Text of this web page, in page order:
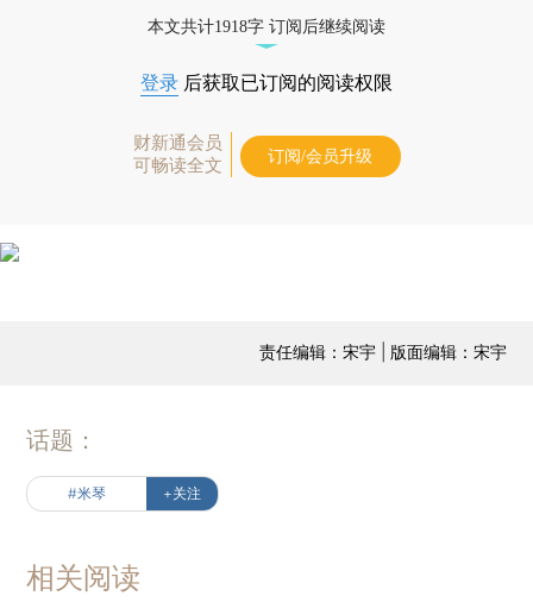
本文共计1918字 订阅后继续阅读
登录 后获取已订阅的阅读权限
财新通会员
可畅读全文
订阅/会员升级
责任编辑：宋宇 | 版面编辑：宋宇
话题：
#米琴 +关注
相关阅读